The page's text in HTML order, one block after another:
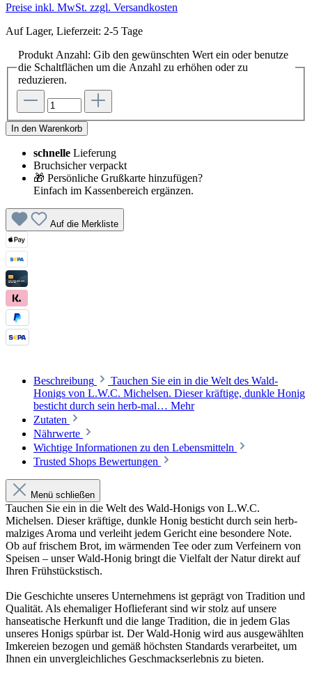
Preise inkl. MwSt. zzgl. Versandkosten
Auf Lager, Lieferzeit: 2-5 Tage
Produkt Anzahl: Gib den gewünschten Wert ein oder benutze
die Schaltflächen um die Anzahl zu erhöhen oder zu
reduzieren.
In den Warenkorb
schnelle Lieferung
Bruchsicher verpackt
🎁 Persönliche Grußkarte hinzufügen?
Einfach im Kassenbereich ergänzen.
Auf die Merkliste
Beschreibung
Tauchen Sie ein in die Welt des Wald-
Honigs von L.W.C. Michelsen. Dieser kräftige, dunkle Honig
besticht durch sein herb-mal… Mehr
Zutaten
Nährwerte
Wichtige Informationen zu den Lebensmitteln
Trusted Shops Bewertungen
Menü schließen
Tauchen Sie ein in die Welt des Wald-Honigs von L.W.C.
Michelsen. Dieser kräftige, dunkle Honig besticht durch sein herb-
malziges Aroma und verleiht jedem Gericht eine besondere Note.
Ob auf frischem Brot, im wärmenden Tee oder zum Verfeinern von
Speisen – unser Wald-Honig bringt die Vielfalt der Natur direkt auf
Ihren Frühstückstisch.
Die Geschichte unseres Unternehmens ist geprägt von Tradition und
Qualität. Als ehemaliger Hoflieferant sind wir stolz auf unsere
hanseatische Herkunft und die lange Tradition, die in jedem Glas
unseres Honigs spürbar ist. Der Wald-Honig wird aus ausgewählten
Imkereien bezogen und gemäß höchsten Standards verarbeitet, um
Ihnen ein unvergleichliches Geschmackserlebnis zu bieten.